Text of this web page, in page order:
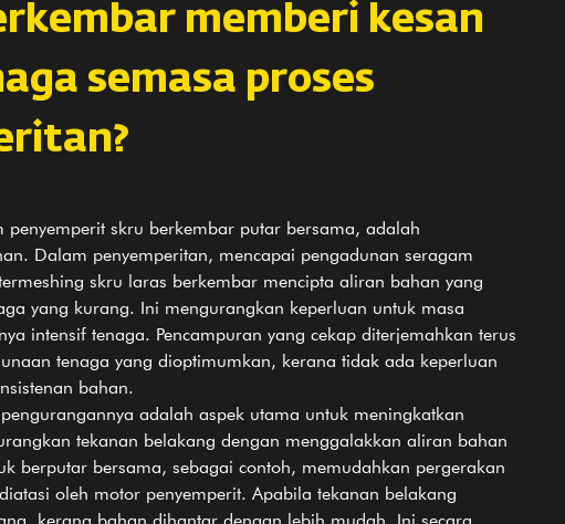
memberi kesan
semasa proses
skru berkembar putar bersama, adalah
Dalam penyemperitan, mencapai pengadunan seragam
skru laras berkembar mencipta aliran bahan yang
yang kurang. Ini mengurangkan keperluan untuk masa
intensif tenaga. Pencampuran yang cekap diterjemahkan terus
tenaga yang dioptimumkan, kerana tidak ada keperluan
bahan.
adalah aspek utama untuk meningkatkan
tekanan belakang dengan menggalakkan aliran bahan
berputar bersama, sebagai contoh, memudahkan pergerakan
oleh motor penyemperit. Apabila tekanan belakang
kerana bahan dihantar dengan lebih mudah. Ini secara